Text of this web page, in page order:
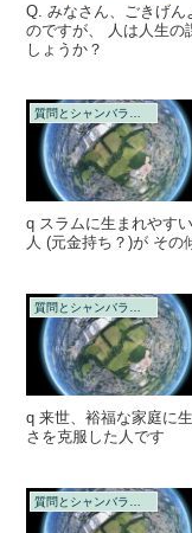
Q. みなさん、ごきげ
のですが、 人は人生の
しょうか？
質問とシャンバラの回答
q スラムに生まれやす
人 (元金持ち？)が その
q 来世、裕福な家庭に
さを克服した人です